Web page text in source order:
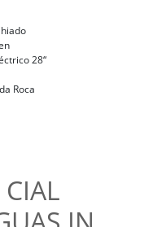
28“
Roca